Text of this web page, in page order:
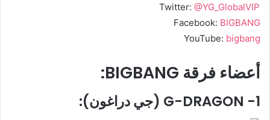
Twitter: @YG_GlobalVIP
Facebook: BIGBANG
YouTube: bigbang
أعضاء فرقة BIGBANG:
1- G-DRAGON (جي دراغون):